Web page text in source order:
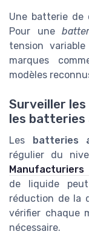
Une batterie de
Pour une
tension
marques
modèles
Surveiller
les batteries
Les batteries
régulier du
de liquide
réduction de la
vérifier chaque
nécessaire.